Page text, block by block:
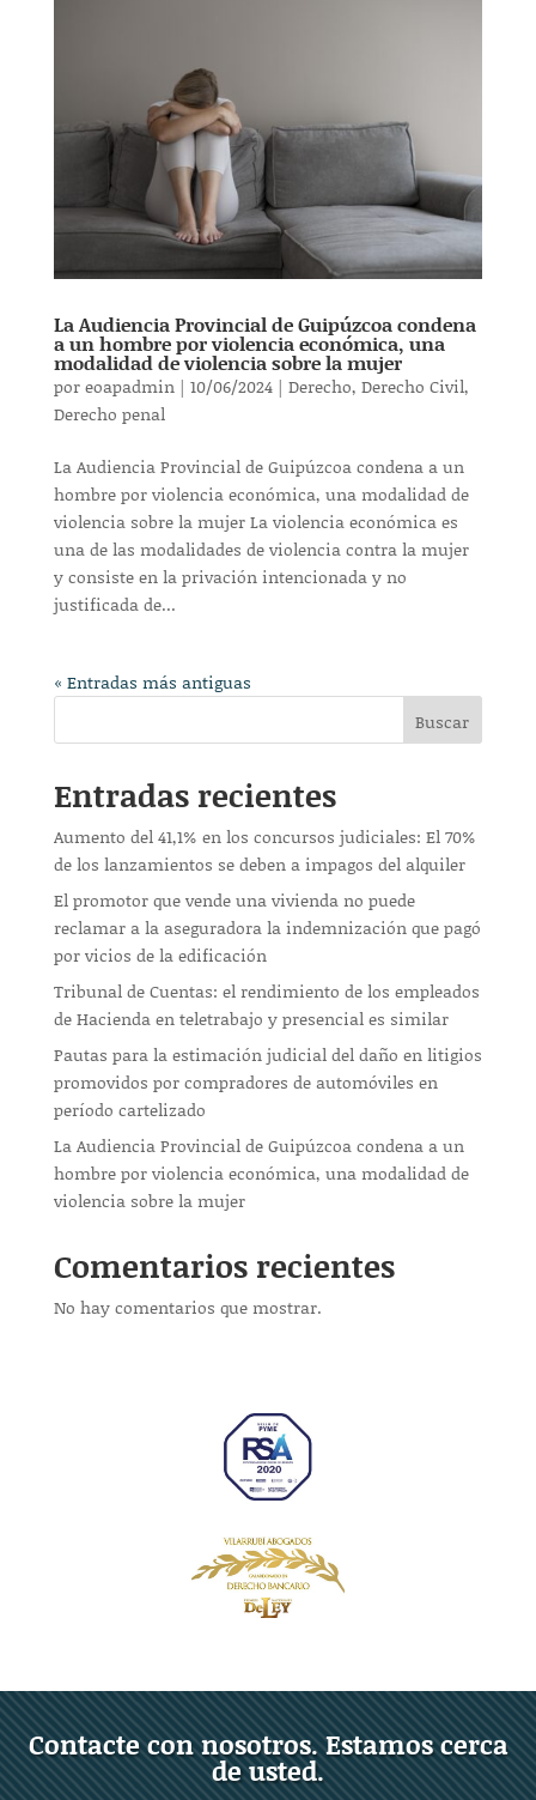
La Audiencia Provincial de Guipúzcoa condena
a un hombre por violencia económica, una
modalidad de violencia sobre la mujer
poreoapadmin| 10/06/2024| Derecho, Derecho Civil,
Derecho penal
La Audiencia Provincial de Guipúzcoa condena a un
hombre por violencia económica, una modalidad de
violencia sobre la mujer La violencia económica es
una de las modalidades de violencia contra la mujer
y consiste en la privación intencionada y no
justificada de...
« Entradas más antiguas
Buscar
Entradas recientes
Aumento del 41,1% en los concursos judiciales: El 70%
de los lanzamientos se deben a impagos del alquiler
El promotor que vende una vivienda no puede
reclamar a la aseguradora la indemnización que pagó
por vicios de la edificación
Tribunal de Cuentas: el rendimiento de los empleados
de Hacienda en teletrabajo y presencial es similar
Pautas para la estimación judicial del daño en litigios
promovidos por compradores de automóviles en
período cartelizado
La Audiencia Provincial de Guipúzcoa condena a un
hombre por violencia económica, una modalidad de
violencia sobre la mujer
Comentarios recientes
No hay comentarios que mostrar.
Contacte con nosotros. Estamos cerca
de usted.